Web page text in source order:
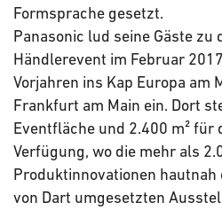
Formsprache gesetzt.
Panasonic lud seine Gäste zu
Händlerevent im Februar
Vorjahren ins Kap Europa am
Frankfurt am Main ein. Dort
Eventfläche und 2.400 m²
Verfügung, wo die mehr als
Produktinnovationen hautnah
von Dart umgesetzten